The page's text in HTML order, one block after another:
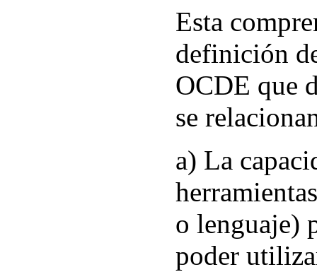
Esta
definición
OCDE que
se
a) La
o lenguaje)
poder